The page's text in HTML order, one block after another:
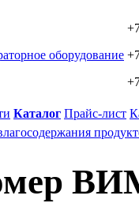
оборудование
Каталог Прайс-лист